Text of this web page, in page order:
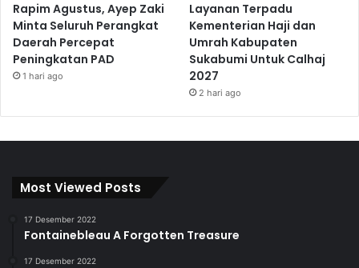
Rapim Agustus, Ayep Zaki
Minta Seluruh Perangkat
Daerah Percepat
Peningkatan PAD
1 hari ago
Layanan Terpadu
Kementerian Haji dan
Umrah Kabupaten
Sukabumi Untuk Calhaj
2027
2 hari ago
Most Viewed Posts
17 Desember 2022
Fontainebleau A Forgotten Treasure
17 Desember 2022